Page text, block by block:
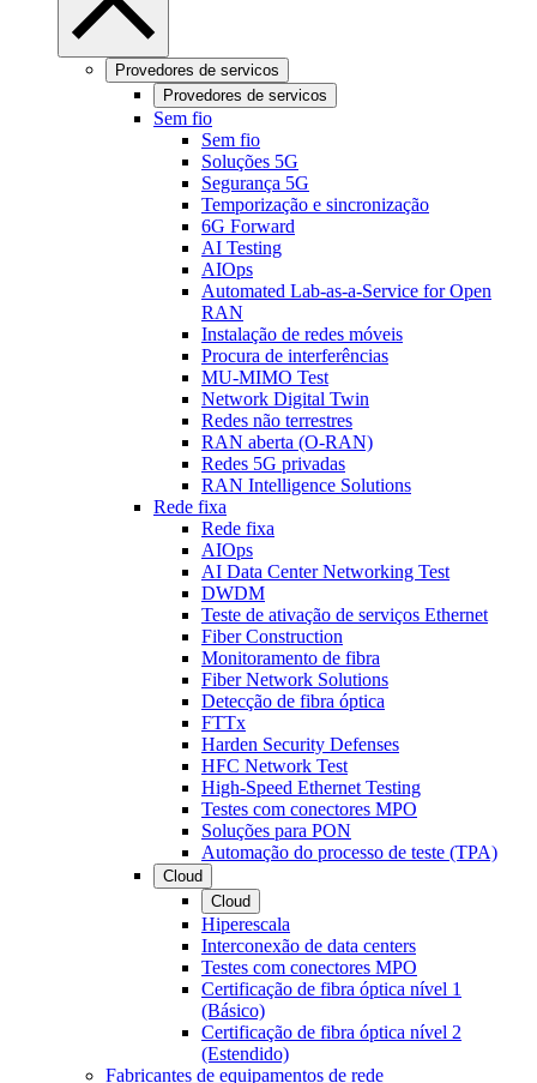
Provedores de servicos
Provedores de servicos
Sem fio
Sem fio
Soluções 5G
Segurança 5G
Temporização e sincronização
6G Forward
AI Testing
AIOps
Automated Lab-as-a-Service for Open
RAN
Instalação de redes móveis
Procura de interferências
MU-MIMO Test
Network Digital Twin
Redes não terrestres
RAN aberta (O-RAN)
Redes 5G privadas
RAN Intelligence Solutions
Rede fixa
Rede fixa
AIOps
AI Data Center Networking Test
DWDM
Teste de ativação de serviços Ethernet
Fiber Construction
Monitoramento de fibra
Fiber Network Solutions
Detecção de fibra óptica
FTTx
Harden Security Defenses
HFC Network Test
High-Speed Ethernet Testing
Testes com conectores MPO
Soluções para PON
Automação do processo de teste (TPA)
Cloud
Cloud
Hiperescala
Interconexão de data centers
Testes com conectores MPO
Certificação de fibra óptica nível 1
(Básico)
Certificação de fibra óptica nível 2
(Estendido)
Fabricantes de equipamentos de rede